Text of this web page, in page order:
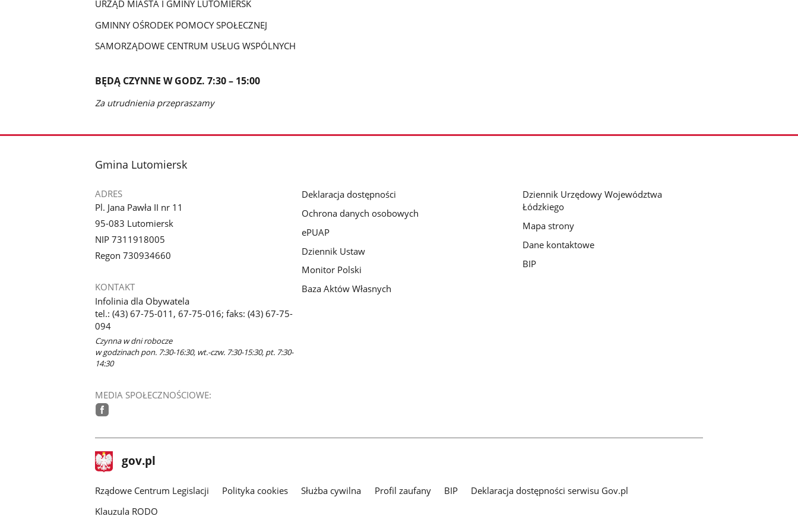
URZĄD MIASTA I GMINY LUTOMIERSK
GMINNY OŚRODEK POMOCY SPOŁECZNEJ
SAMORZĄDOWE CENTRUM USŁUG WSPÓLNYCH
BĘDĄ CZYNNE W GODZ. 7:30 – 15:00
Za utrudnienia przepraszamy
stopka
Gmina Lutomiersk
ADRES
Pl. Jana Pawła II nr 11
95-083 Lutomiersk
NIP 7311918005
Regon 730934660
KONTAKT
Infolinia dla Obywatela
tel.: (43) 67-75-011, 67-75-016; faks: (43) 67-75-
094
Czynna w dni robocze
w godzinach pon. 7:30-16:30, wt.-czw. 7:30-15:30, pt. 7:30-
14:30
MEDIA SPOŁECZNOŚCIOWE:
Deklaracja dostępności
Ochrona danych osobowych
ePUAP
Dziennik Ustaw
Monitor Polski
Baza Aktów Własnych
Dziennik Urzędowy Województwa
Łódzkiego
Mapa strony
Dane kontaktowe
BIP
stopka
gov.pl Strona
gov.pl
Rządowe Centrum Legislacji Polityka cookies Służba cywilna Profil zaufany BIP
Deklaracja dostępności serwisu Gov.pl
Klauzula RODO